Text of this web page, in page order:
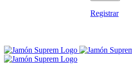
Registrar